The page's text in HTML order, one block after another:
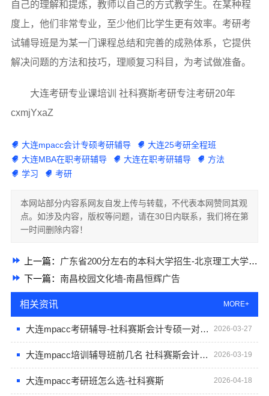
自己的理解和提炼，教师以自己的方式教学生。在某种程
度上，他们非常专业，至少他们比学生更有效率。考研考
试辅导班是为某一门课程总结和完善的成熟体系，它提供
解决问题的方法和技巧，理顺复习科目，为考试做准备。
大连考研专业课培训 社科赛斯考研专注考研20年
cxmjYxaZ
大连mpacc会计专硕考研辅导
大连25考研全程班
大连MBA在职考研辅导
大连在职考研辅导
方法
学习
考研
本网站部分内容系网友自发上传与转载，不代表本网赞同其观
点。如涉及内容，版权等问题，请在30日内联系，我们将在第
一时间删除内容！
上一篇： 广东省200分左右的本科大学招生-北京理工大学珠海学院继续教育学院
下一篇： 南昌校园文化墙-南昌恒辉广告
相关资讯 MORE+
大连mpacc考研辅导-社科赛斯会计专硕一对一定制复习指导 2026-03-27
大连mpacc培训辅导班前几名 社科赛斯会计专硕一对一定制复习指导 2026-03-19
大连mpacc考研班怎么选-社科赛斯 2026-04-18